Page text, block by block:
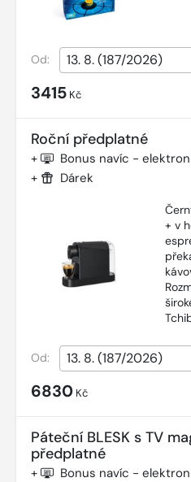
Od:
3415 Kč
Roční předplatné
+ Bonus navíc -
+ Dárek
+ v
Od:
6830 Kč
Páteční BLESK s TV
předplatné
+ Bonus navíc -